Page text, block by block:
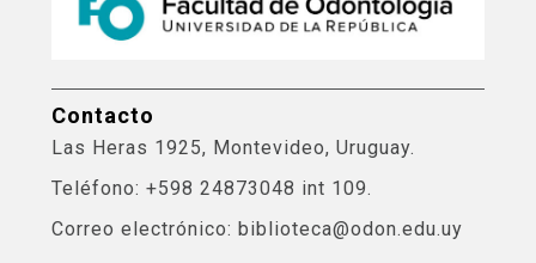
Contacto
Las Heras 1925, Montevideo, Uruguay.
Teléfono: +598 24873048 int 109.
Correo electrónico: biblioteca@odon.edu.uy